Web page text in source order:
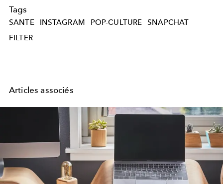
Tags
SANTE INSTAGRAM POP-CULTURE
SNAPCHAT
FILTER
Articles associés